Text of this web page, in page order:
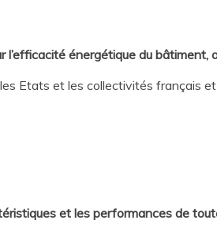
énergétique du bâtiment,
Etats et les collectivités français
et les performances de